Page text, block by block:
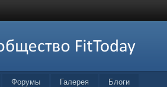
Форумы Галерея Блоги